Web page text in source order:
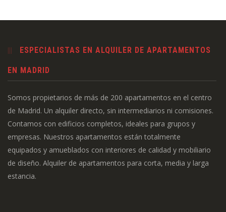
ESPECIALISTAS EN ALQUILER DE APARTAMENTOS
EN MADRID
Somos propietarios de más de 200 apartamentos en el centro
de Madrid. Un alquiler directo, sin intermediarios ni comisiones.
Contamos con edificios completos, ideales para grupos y
empresas. Nuestros apartamentos están totalmente
equipados y amueblados con interiores de calidad y mobiliario
de diseño. Alquiler de apartamentos para corta, media y larga
estancia.